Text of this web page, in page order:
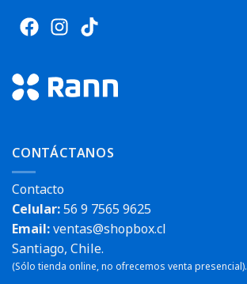
CONTÁCTANOS
Contacto
Celular:56 9 7565 9625
Email:ventas@shopbox.cl
Santiago, Chile.
(Sólo tienda online, no ofrecemos venta presencial).